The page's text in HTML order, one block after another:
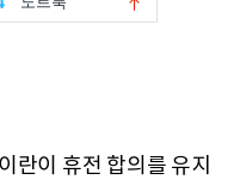
란이 휴전 합의를 유지